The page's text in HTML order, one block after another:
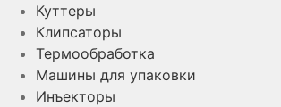
Куттеры
Клипсаторы
Термообработка
Машины для упаковки
Инъекторы